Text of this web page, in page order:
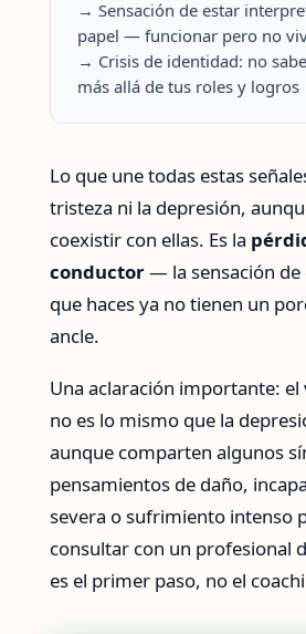
→ Sensación de estar
papel — funcionar pero no
→ Crisis de identidad: no
más allá de tus roles y logros
Lo que une todas estas
tristeza ni la depresión,
coexistir con ellas. Es la
conductor— la sensación de
que haces ya no tienen un
ancle.
Una aclaración importante: el
no es lo mismo que la
aunque comparten algunos
pensamientos de daño,
severa o sufrimiento intenso
consultar con un profesional
es el primer paso, no el